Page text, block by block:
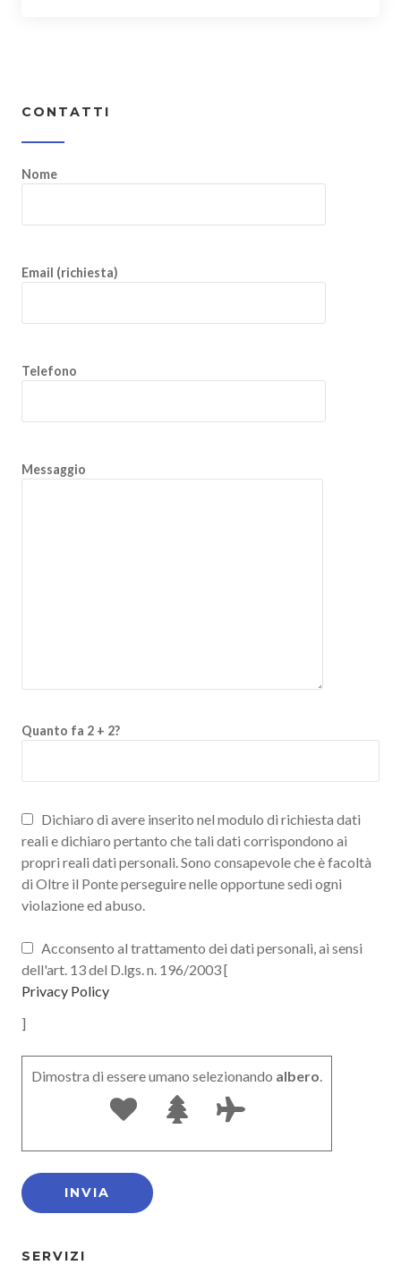
CONTATTI
Nome
Email (richiesta)
Telefono
Messaggio
Quanto fa 2 + 2?
Dichiaro di avere inserito nel modulo di richiesta dati
reali e dichiaro pertanto che tali dati corrispondono ai
propri reali dati personali. Sono consapevole che è facoltà
di Oltre il Ponte perseguire nelle opportune sedi ogni
violazione ed abuso.
Acconsento al trattamento dei dati personali, ai sensi
dell'art. 13 del D.lgs. n. 196/2003 [
Privacy Policy
]
Dimostra di essere umano selezionando albero.
SERVIZI